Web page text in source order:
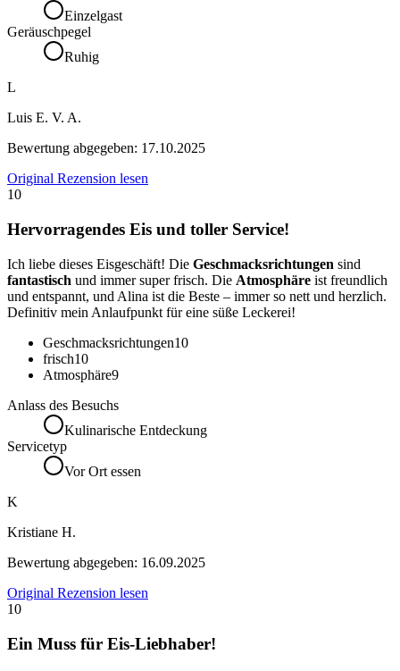
Einzelgast
Geräuschpegel
Ruhig
L
Luis E. V. A.
Bewertung abgegeben: 17.10.2025
Original Rezension lesen
10
Hervorragendes Eis und toller Service!
Ich liebe dieses Eisgeschäft! Die Geschmacksrichtungen sind
fantastisch und immer super frisch. Die Atmosphäre ist freundlich
und entspannt, und Alina ist die Beste – immer so nett und herzlich.
Definitiv mein Anlaufpunkt für eine süße Leckerei!
Geschmacksrichtungen10
frisch10
Atmosphäre9
Anlass des Besuchs
Kulinarische Entdeckung
Servicetyp
Vor Ort essen
K
Kristiane H.
Bewertung abgegeben: 16.09.2025
Original Rezension lesen
10
Ein Muss für Eis-Liebhaber!